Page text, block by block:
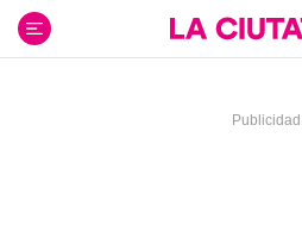
contenido